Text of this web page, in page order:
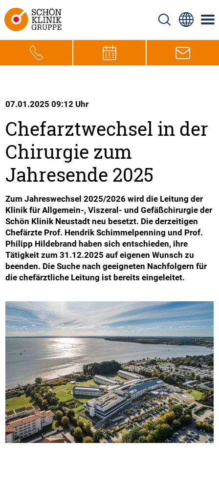
07.01.2025 09:12 Uhr
Chefarztwechsel in der
Chirurgie zum
Jahresende 2025
Zum Jahreswechsel 2025/2026 wird die Leitung der
Klinik für Allgemein-, Viszeral- und Gefäßchirurgie der
Schön Klinik Neustadt neu besetzt. Die derzeitigen
Chefärzte Prof. Hendrik Schimmelpenning und Prof.
Philipp Hildebrand haben sich entschieden, ihre
Tätigkeit zum 31.12.2025 auf eigenen Wunsch zu
beenden. Die Suche nach geeigneten Nachfolgern für
die chefärztliche Leitung ist bereits eingeleitet.